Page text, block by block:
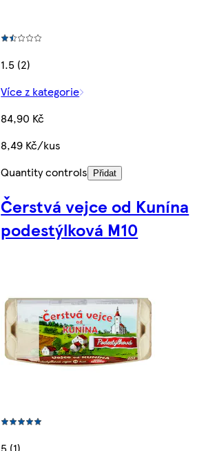
1.5 (2)
Více z kategorie
84,90 Kč
8,49 Kč/kus
Quantity controls
Přidat
Čerstvá vejce od Kunína
podestýlková M10